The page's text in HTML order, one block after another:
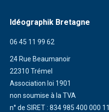
Idéographik Bretagne
06 45 11 99 62
24 Rue Beaumanoir
22310 Trémel
Association loi 1901
non soumise à la TVA
n° de SIRET : 834 985 400 000 11